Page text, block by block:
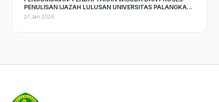
PENULISAN IJAZAH LULUSAN UNIVERSITAS PALANGKA
RAYA PERIODE BULAN MARET TAHUN 2026
27 Jan 2026